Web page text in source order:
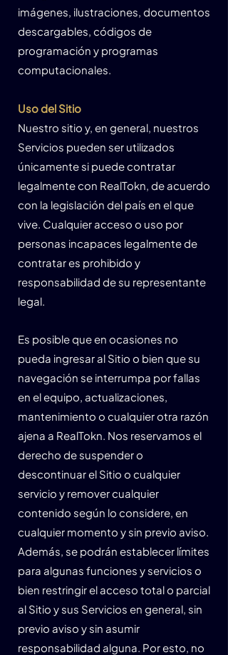
imágenes, ilustraciones, documentos
descargables, códigos de
programación y programas
computacionales.
Uso del Sitio
Nuestro sitio y, en general, nuestros
Servicios pueden ser utilizados
únicamente si puede contratar
legalmente con RealTokn, de acuerdo
con la legislación del país en el que
vive. Cualquier acceso o uso por
personas incapaces legalmente de
contratar es prohibido y
responsabilidad de su representante
legal.
Es posible que en ocasiones no
pueda ingresar al Sitio o bien que su
navegación se interrumpa por fallas
en el equipo, actualizaciones,
mantenimiento o cualquier otra razón
ajena a RealTokn. Nos reservamos el
derecho de suspender o
descontinuar el Sitio o cualquier
servicio y remover cualquier
contenido según lo considere, en
cualquier momento y sin previo aviso.
Además, se podrán establecer límites
para algunas funciones y servicios o
bien restringir el acceso total o parcial
al Sitio y sus Servicios en general, sin
previo aviso y sin asumir
responsabilidad alguna. Por esto, no